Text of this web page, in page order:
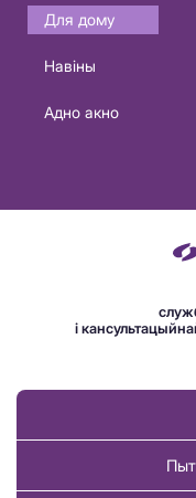
Основная
навигация
Для дому
Навіны
Адно акно
і